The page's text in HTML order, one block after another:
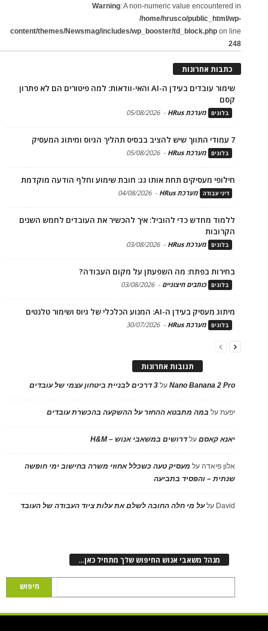
Warning: A non-numeric value encountered in
/home/hrusco/public_html/wp-
content/themes/Newsmag/includes/wp_booster/td_block.php on line
248
כתבות אחרונות
שימור עובדים בעידן ה-AI והאי-וודאות: למה פיטורים הם לא פתרון
קסם
בלוגים מערכת HRus -
05/08/2026
7 עמודי התווך שיש להציב בבסיס תהליך הגיוס ומיתוג המעסיק
בלוגים מערכת HRus -
05/08/2026
חילופי מעסיקים תחת אותו גג: חובת שימוע וחלף הודעה מוקדמת
דיני עבודה מערכת HRus -
04/08/2026
ללמוד מחדש כדי להוביל: איך להכשיר את העובדים לחמש השנים
הקרובות
בלוגים מערכת HRus -
03/08/2026
בחירות בפתח: מה השפעתן על מקום העבודה?
בלוגים כותבים חיצוניים -
03/08/2026
מיתוג מעסיק בעידן ה-AI: המנוע הכלכלי של גיוס ושימור טלנטים
בלוגים מערכת HRus -
30/07/2026
תגובות אחרונות
Nano Banana 2 Proעל 3 דרכים לבניית ביטחון עצמי של עובדים
יפעתעל במה מתבטא ההחזר על ההשקעה בהכשרת עובדים
יאנא קאסםעלדרושים במשאבי אנוש – H&M
אלון פיאדה על מעסיק טעה כשכלל אחוזי משרה בחישוב ימי חופשה
שנתית – והפסיד בתביעה
David עלעל מי חלה החובה לשלם את עלות ציוד העבודה של העובד
מנהל משאבי אנוש החיפוש שלך מתחיל כאן…